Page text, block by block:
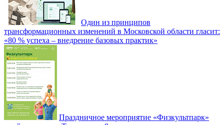
Один из принципов
трансформационных изменений в Московской области гласит:
«80 % успеха – внедрение базовых практик»
Праздничное мероприятие «Физкультпарк»